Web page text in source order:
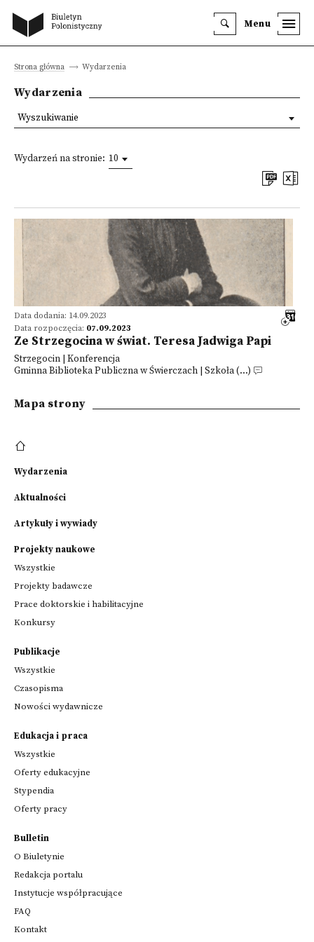
Menu
Strona główna Wydarzenia
Wydarzenia
Wydarzeń na stronie: 10
Data dodania: 14.09.2023
Data rozpoczęcia: 07.09.2023
Ze Strzegocina w świat. Teresa Jadwiga Papi
Strzegocin | Konferencja
Gminna Biblioteka Publiczna w Świerczach | Szkoła (...)
Wyszukiwanie
Mapa strony
Wydarzenia
Aktualności
Artykuły i wywiady
Projekty naukowe
Wszystkie
Projekty badawcze
Prace doktorskie i habilitacyjne
Konkursy
Publikacje
Wszystkie
Czasopisma
Nowości wydawnicze
Edukacja i praca
Wszystkie
Oferty edukacyjne
Stypendia
Oferty pracy
Bulletin
O Biuletynie
Redakcja portalu
Instytucje współpracujące
FAQ
Kontakt